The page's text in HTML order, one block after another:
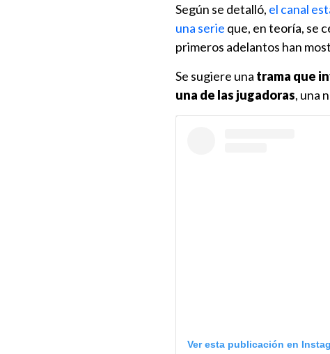
Según se detalló, el canal
una serie que, en teoría, se
primeros adelantos han
Se sugiere una trama que
una de las jugadoras, una
Ver esta publicación en